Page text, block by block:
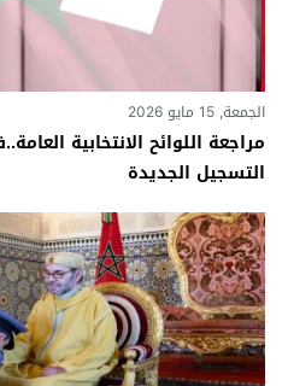
الجمعة, 15 مايو 2026
مراجعة اللوائح الانتخابية
التسجيل الجديدة